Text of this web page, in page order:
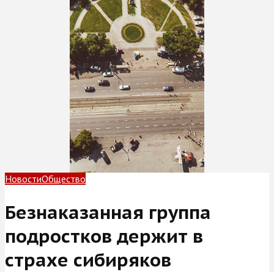
НовостиОбщество
Безнаказанная группа
подростков держит в
страхе сибиряков